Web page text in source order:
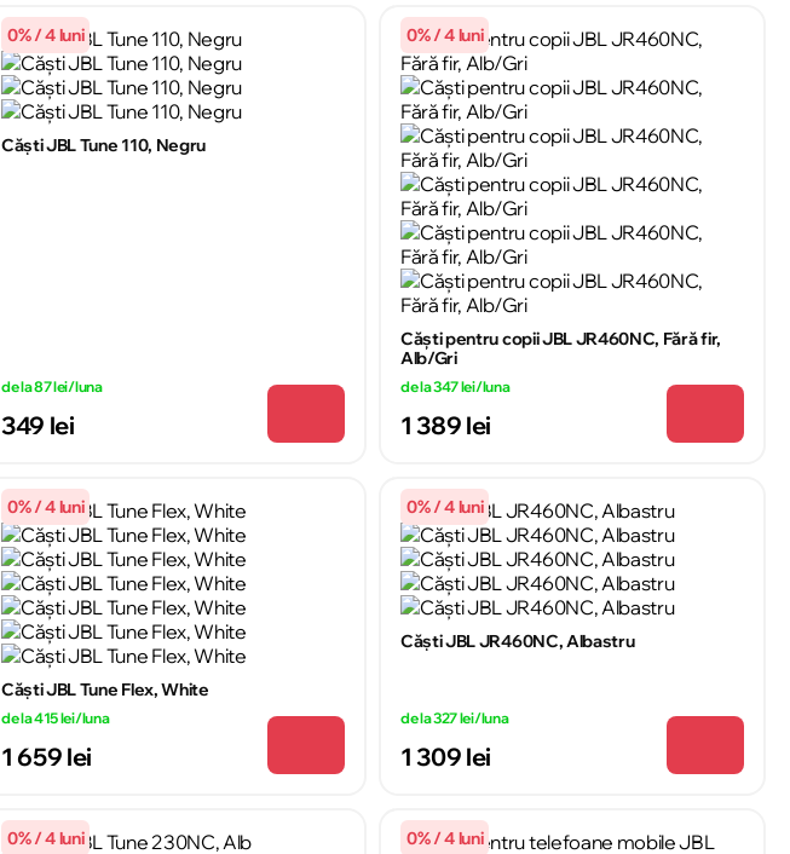
0% / 4 luni
Căști JBL Tune 110, Negru
de la 87 lei/luna
349 lei
0% / 4 luni
Căști pentru copii JBL JR460NC, Fără fir,
Alb/Gri
de la 347 lei/luna
1 389 lei
0% / 4 luni
Căști JBL Tune Flex, White
de la 415 lei/luna
1 659 lei
0% / 4 luni
Căști JBL JR460NC, Albastru
de la 327 lei/luna
1 309 lei
0% / 4 luni 0% / 4 luni